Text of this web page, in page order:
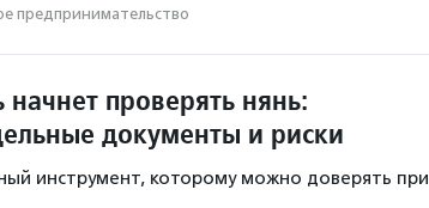
предпри­нима­тель­ство
проверять нянь:
документы и риски
инструмент, которому можно доверять при